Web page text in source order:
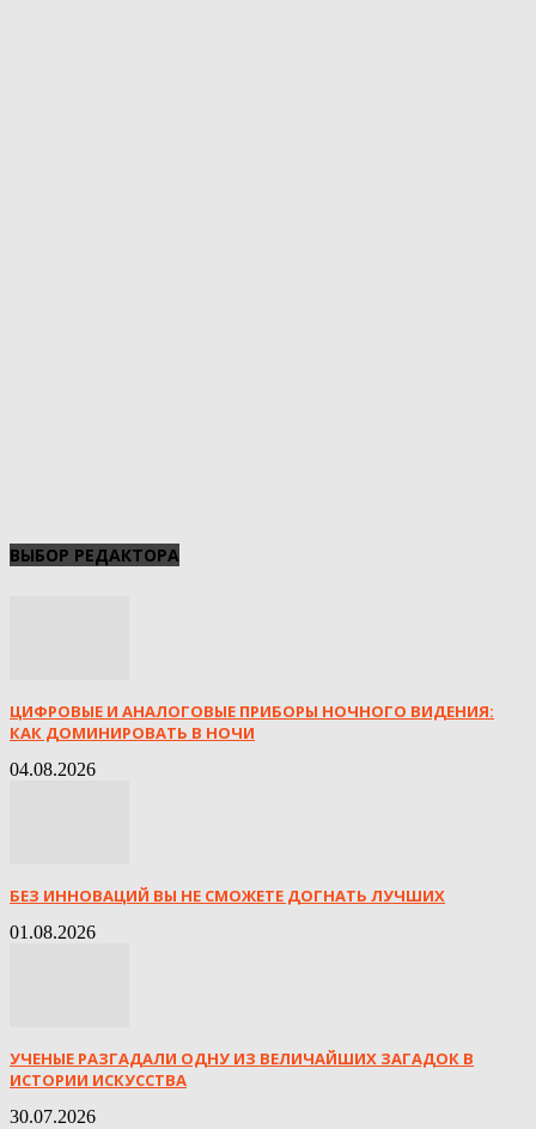
ВЫБОР РЕДАКТОРА
ЦИФРОВЫЕ И АНАЛОГОВЫЕ ПРИБОРЫ НОЧНОГО ВИДЕНИЯ:
КАК ДОМИНИРОВАТЬ В НОЧИ
04.08.2026
БЕЗ ИННОВАЦИЙ ВЫ НЕ СМОЖЕТЕ ДОГНАТЬ ЛУЧШИХ
01.08.2026
УЧЕНЫЕ РАЗГАДАЛИ ОДНУ ИЗ ВЕЛИЧАЙШИХ ЗАГАДОК В
ИСТОРИИ ИСКУССТВА
30.07.2026